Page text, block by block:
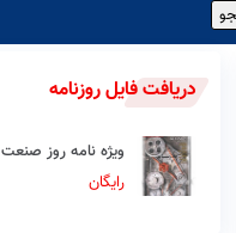
دریافت فایل روزنامه
ویژه نامه روز صنعت
رایگان